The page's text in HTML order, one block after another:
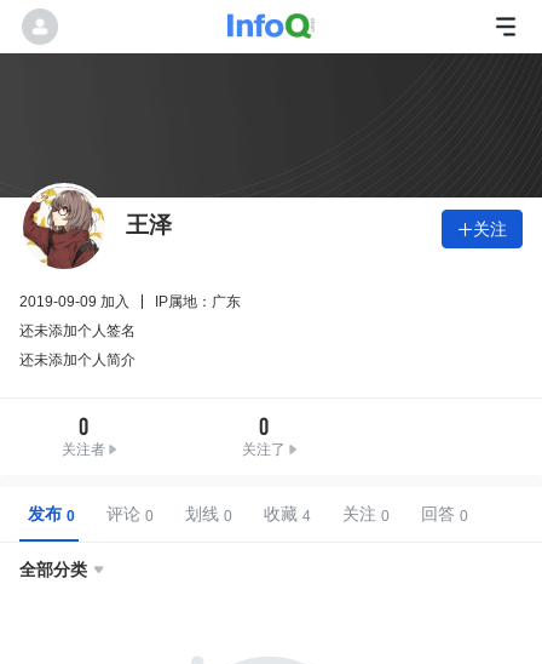
王泽 关注
2019-09-09 加入
IP属地：广东
还未添加个人签名
还未添加个人简介
0
关注者
0
关注了
发布 评论 划线 收藏 关注 回答
全部分类 